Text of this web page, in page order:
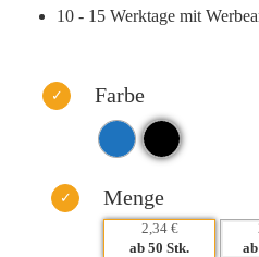
Warum dieses Produkt Ihre
– Langanhaltende Sichtbarkeit
– Personalisierbar zur
– Ideal für nachhaltige
10 - 15 Werktage mit
Farbe
Menge
2,34 €
ab 50 Stk.